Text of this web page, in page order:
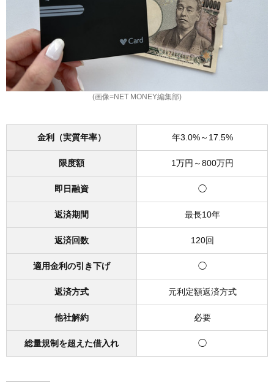
(画像=NET MONEY編集部)
金利（実質年率） 年3.0%～17.5%
限度額 1万円～800万円
即日融資 ◯
返済期間 最長10年
返済回数 120回
適用金利の引き下げ ◯
返済方式 元利定額返済方式
他社解約 必要
総量規制を超えた借入れ ◯